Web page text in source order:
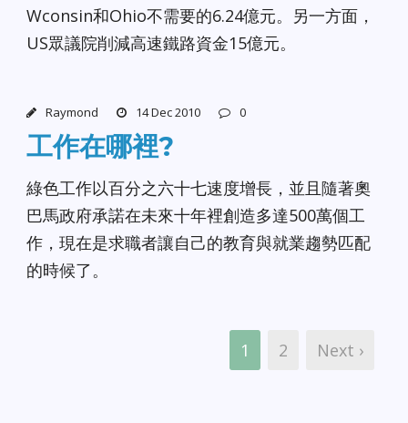
Wconsin和Ohio不需要的6.24億元。另一方面，
US眾議院削減高速鐵路資金15億元。
Raymond 14 Dec 2010 0
工作在哪裡?
綠色工作以百分之六十七速度增長，並且隨著奧
巴馬政府承諾在未來十年裡創造多達500萬個工
作，現在是求職者讓自己的教育與就業趨勢匹配
的時候了。
1 2 Next ›